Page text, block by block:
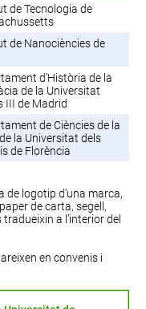
de Tecnologia de
de Nanociències de
d’Història de la
de la Universitat
III de Madrid
de Ciències de la
la Universitat dels
de Florència
de logotip d’una marca,
de carta, segell,
a l’interior del
en convenis i